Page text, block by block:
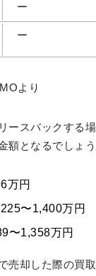
ー
ー
より
ースバックする
額となるでしょう
万円
〜1,400万円
〜1,358万円
売却した際の買